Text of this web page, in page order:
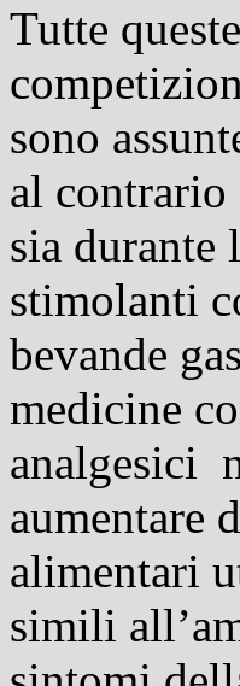
Tutte
sono
al contrario
sia durante
stimolanti
bevande
medicine
analgesici
aumentare
alimentari
simili